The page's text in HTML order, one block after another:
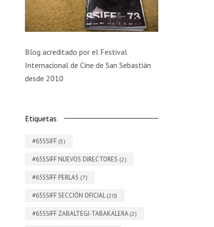
Blog acreditado por el Festival
Internacional de Cine de San Sebastián
desde 2010
Etiquetas
#65SSIFF (5)
#65SSIFF NUEVOS DIRECTORES (2)
#65SSIFF PERLAS (7)
#65SSIFF SECCIÓN OFICIAL(20)
#65SSIFF ZABALTEGI-TABAKALERA (2)